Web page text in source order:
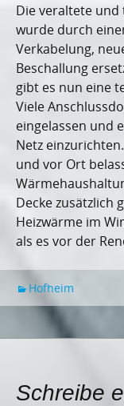
Die veraltete und
wurde durch
Verkabelung,
Beschallung
gibt es nun eine
Viele
eingelassen und
Netz
und vor Ort
Decke zusätzlich
Heizwärme im
als es vor der
Hofheim
Schreibe